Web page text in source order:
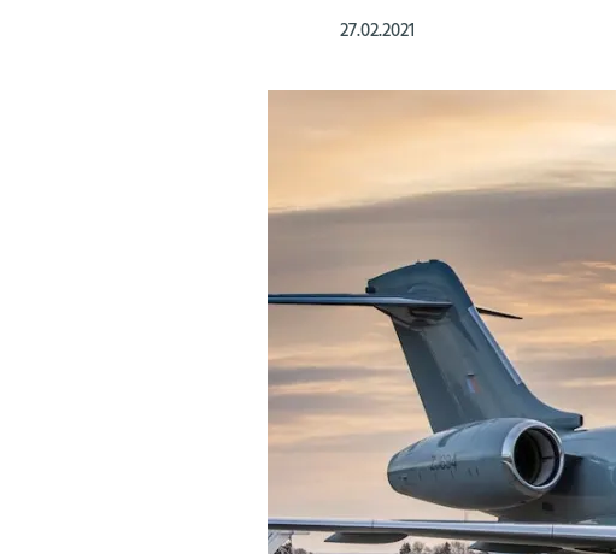
27.02.2021